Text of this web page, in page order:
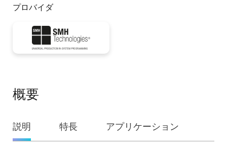
プロバイダ
概要
概
要
説明 特長 アプリケーション